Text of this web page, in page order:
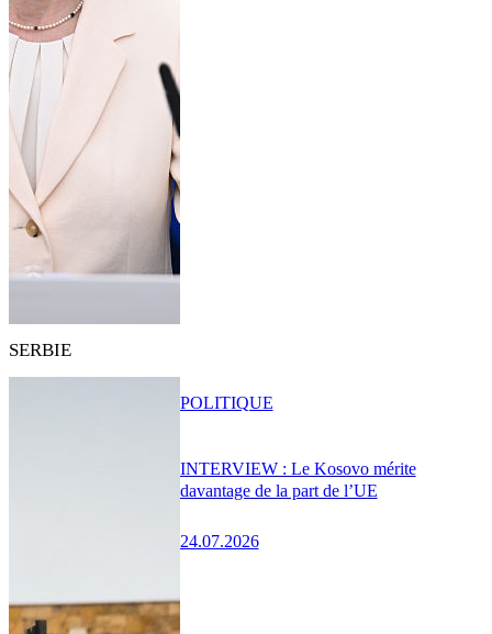
SERBIE
INTERVIEW : Le Kosovo mérite
davantage de la part de l’UE
24.07.2026
POLITIQUE